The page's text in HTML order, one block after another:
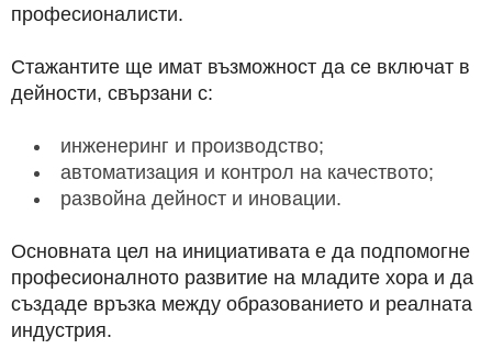
професионалисти.
Стажантите ще имат възможност да се включат в
дейности, свързани с:
инженеринг и производство;
автоматизация и контрол на качеството;
развойна дейност и иновации.
Основната цел на инициативата е да подпомогне
професионалното развитие на младите хора и да
създаде връзка между образованието и реалната
индустрия.